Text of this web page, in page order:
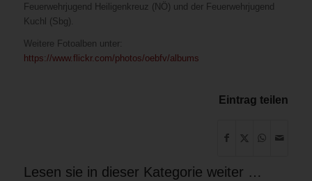
Feuerwehrjugend Heiligenkreuz (NÖ) und der Feuerwehrjugend
Kuchl (Sbg).
Weitere Fotoalben unter:
https://www.flickr.com/photos/oebfv/albums
Eintrag teilen
Lesen sie in dieser Kategorie weiter …